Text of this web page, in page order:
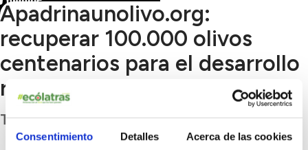
Consentimiento Detalles Acerca de las cookies
Apadrinaunolivo.org:
recuperar 100.000 olivos
centenarios para el desarrollo
rural
Teruel